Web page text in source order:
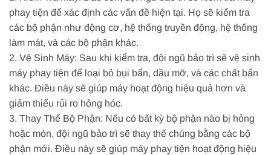
phay tiện để xác định các vấn đề hiện tại. Họ sẽ kiểm tra
các bộ phận như động cơ, hệ thống truyền động, hệ thống
làm mát, và các bộ phận khác.
2. Vệ Sinh Máy: Sau khi kiểm tra, đội ngũ bảo trì sẽ vệ sinh
máy phay tiện để loại bỏ bụi bẩn, dầu mỡ, và các chất bẩn
khác. Điều này sẽ giúp máy hoạt động hiệu quả hơn và
giảm thiểu rủi ro hỏng hóc.
3. Thay Thế Bộ Phận: Nếu có bất kỳ bộ phận nào bị hỏng
hoặc mòn, đội ngũ bảo trì sẽ thay thế chúng bằng các bộ
phận mới. Điều này sẽ giúp máy phay tiện hoạt động hiệu